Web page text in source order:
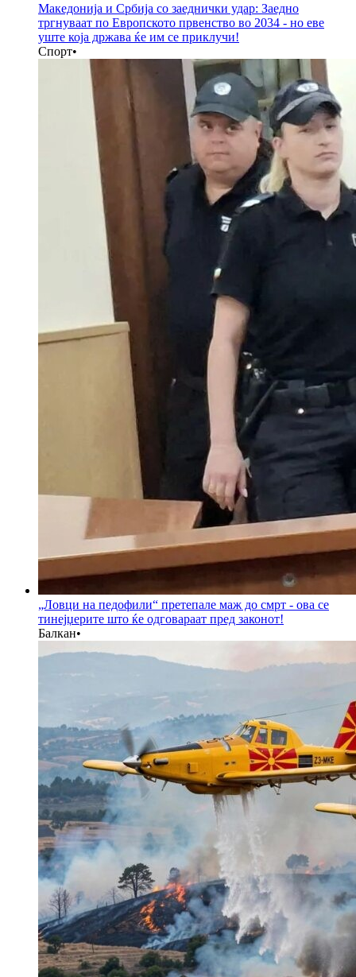
Македонија и Србија со заеднички удар: Заедно
тргнуваат по Европското првенство во 2034 - но еве
уште која држава ќе им се приклучи!
Спорт•
„Ловци на педофили“ претепале маж до смрт - ова се
тинејџерите што ќе одговараат пред законот!
Балкан•